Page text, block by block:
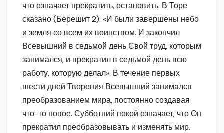
что означает прекратить, остановить. В Торе
сказано (Берешит 2): «И были завершены небо
и земля со всем их воинством. И закончил
Всевышний в седьмой день Свой труд, которым
занимался, и прекратил в седьмой день всю
работу, которую делал». В течение первых
шести дней Творения Всевышний занимался
преобразованием мира, постоянно создавая
что-то новое. Субботний покой означает, что Он
прекратил преобразовывать и изменять мир.